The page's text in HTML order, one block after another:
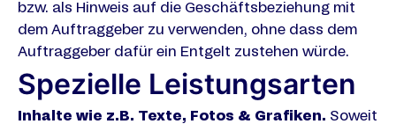
bzw. als Hinweis auf die Geschäftsbeziehung mit
dem Auftraggeber zu verwenden, ohne dass dem
Auftraggeber dafür ein Entgelt zustehen würde.
Spezielle Leistungsarten
Inhalte wie z.B. Texte, Fotos & Grafiken. Soweit